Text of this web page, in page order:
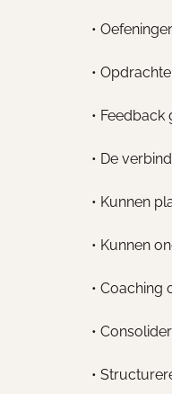
•
•
• Feedback
• De
• Kunnen
• Kunnen
• Coaching
•
•